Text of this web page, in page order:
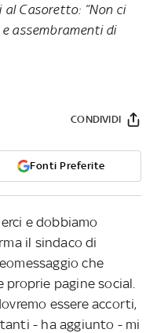
Casoretto: “Non ci
assembramenti di
Fonti Preferite
CONDIVIDI
e dobbiamo
il sindaco di
che
pagine social.
essere accorti,
- ha aggiunto - mi